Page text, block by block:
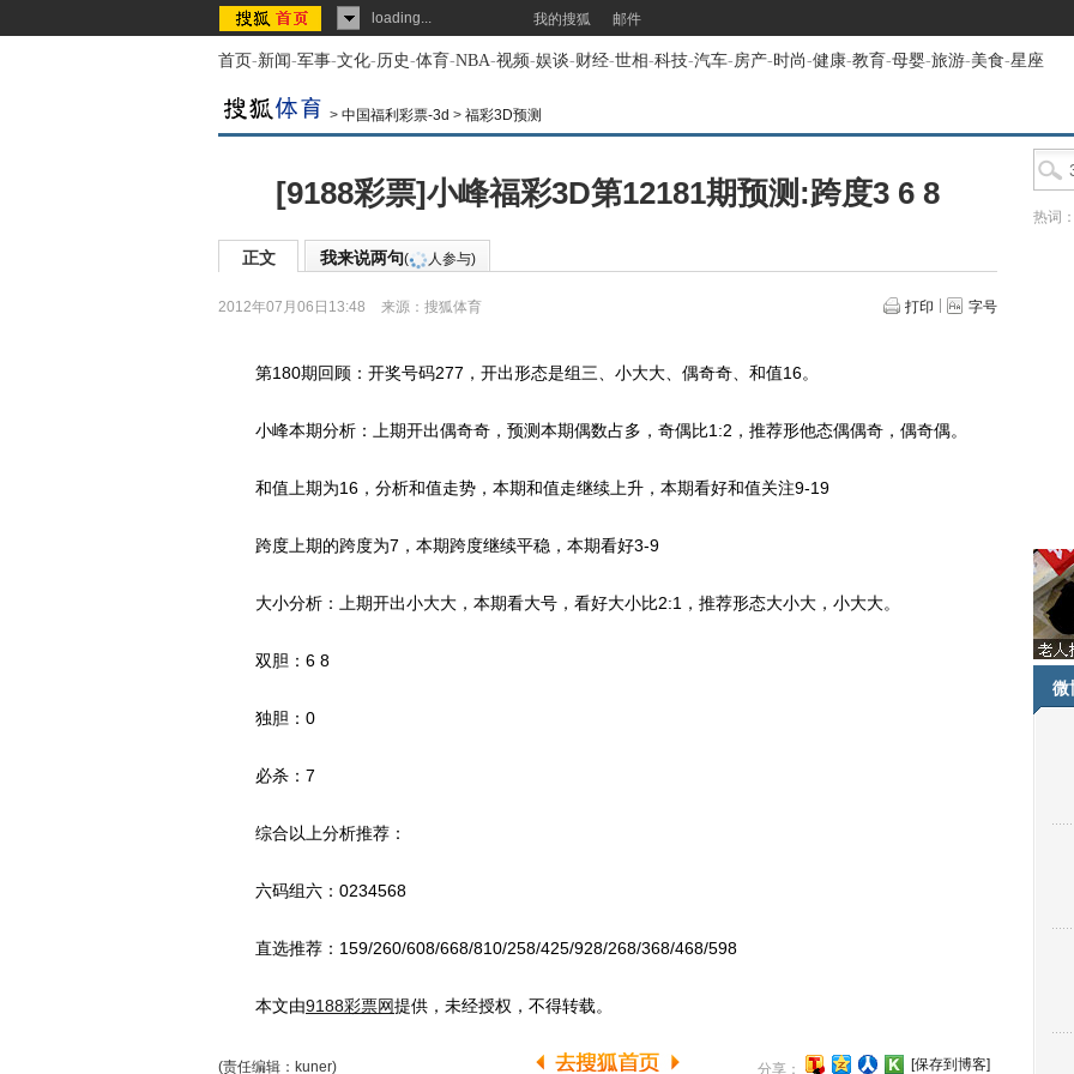
loading... 我的搜狐 邮件
首页-新闻-军事-文化-历史-体育-NBA-视频-娱谈-财经-世相-科技-汽车-房产-时尚-健康-教育-母婴-旅游-美食-星座
> 中国福利彩票-3d > 福彩3D预测
[9188彩票]小峰福彩3D第12181期预测:跨度3 6 8
正文 我来说两句( 人参与)
2012年07月06日13:48 来源： 搜狐体育 打印 字号
第180期回顾：开奖号码277，开出形态是组三、小大大、偶奇奇、和值16。
小峰本期分析：上期开出偶奇奇，预测本期偶数占多，奇偶比1:2，推荐形他态偶偶奇，偶奇偶。
和值上期为16，分析和值走势，本期和值走继续上升，本期看好和值关注9-19
跨度上期的跨度为7，本期跨度继续平稳，本期看好3-9
大小分析：上期开出小大大，本期看大号，看好大小比2:1，推荐形态大小大，小大大。
双胆：6 8
独胆：0
必杀：7
综合以上分析推荐：
六码组六：0234568
直选推荐：159/260/608/668/810/258/425/928/268/368/468/598
本文由9188彩票网提供，未经授权，不得转载。
(责任编辑：kuner) 分享： [保存到博客]
热词
微